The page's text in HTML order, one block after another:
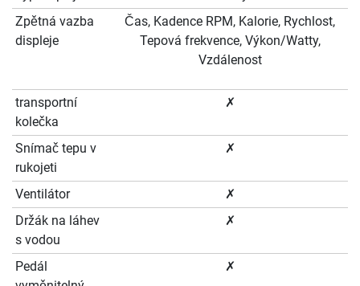
Zpětná vazba
displeje
Čas, Kadence RPM, Kalorie, Rychlost,
Tepová frekvence, Výkon/Watty,
Vzdálenost
transportní
kolečka
✗
Snímač tepu v
rukojeti
✗
Ventilátor
✗
Držák na láhev
s vodou
✗
Pedál
✗